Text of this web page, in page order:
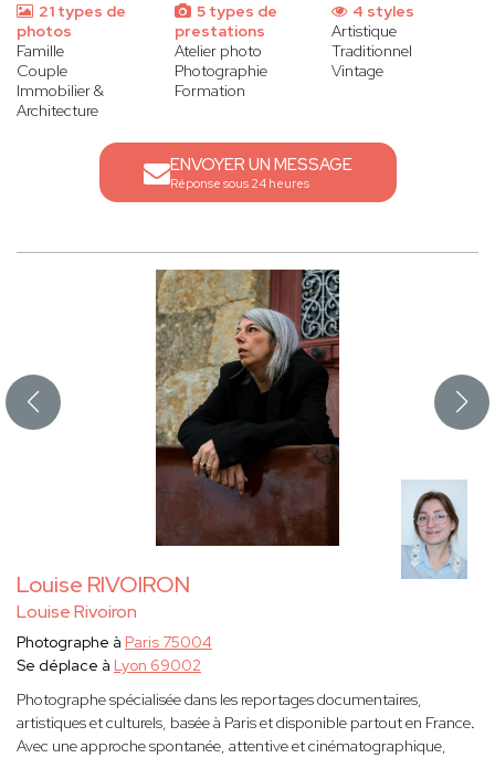
21 types de
photos
Famille
Couple
Immobilier &
Architecture
5 types de
prestations
Atelier photo
Photographie
Formation
4 styles
Artistique
Traditionnel
Vintage
ENVOYER UN MESSAGE
Réponse sous 24 heures
Louise RIVOIRON
Louise Rivoiron
Photographe à Paris 75004
Se déplace à Lyon 69002
Photographe spécialisée dans les reportages documentaires,
artistiques et culturels, basée à Paris et disponible partout en France.
Avec une approche spontanée, attentive et cinématographique,